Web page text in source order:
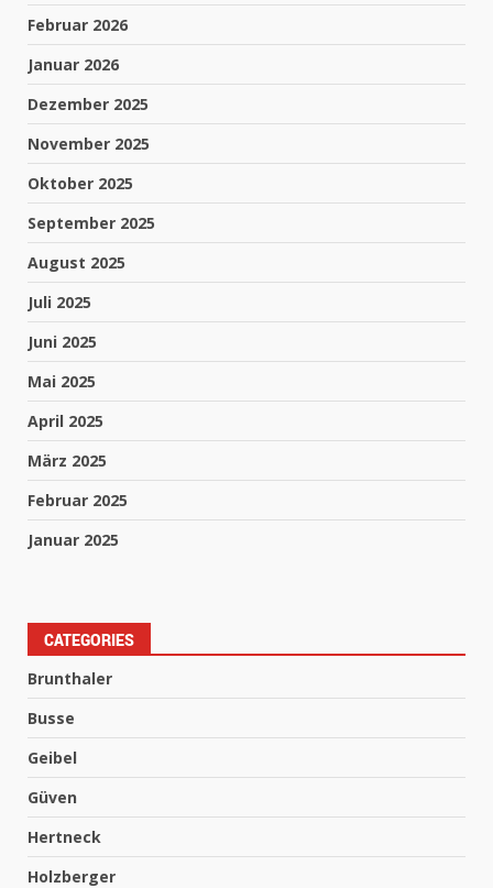
Februar 2026
Januar 2026
Dezember 2025
November 2025
Oktober 2025
September 2025
August 2025
Juli 2025
Juni 2025
Mai 2025
April 2025
März 2025
Februar 2025
Januar 2025
CATEGORIES
Brunthaler
Busse
Geibel
Güven
Hertneck
Holzberger